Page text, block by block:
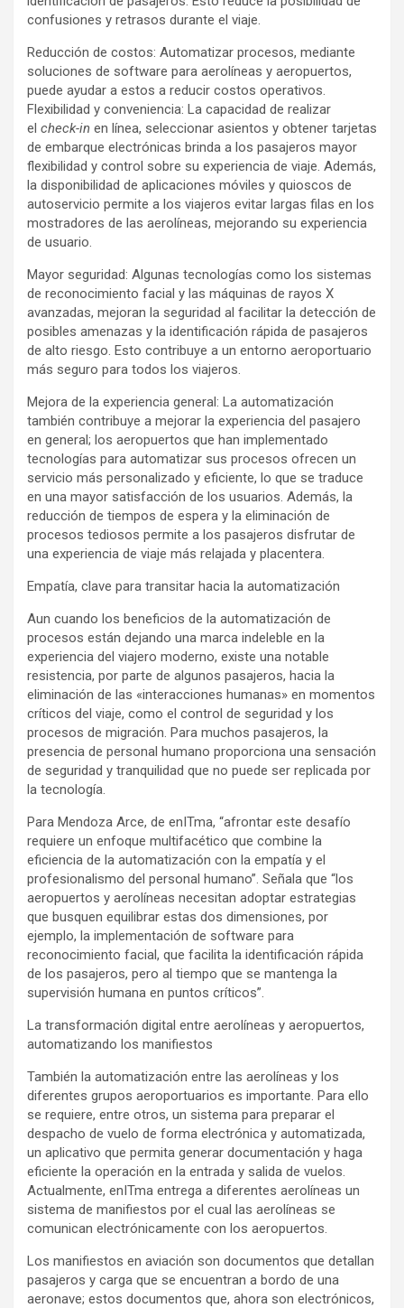
confusiones y retrasos durante el viaje.
Reducción de costos: Automatizar procesos, mediante
soluciones de software para aerolíneas y aeropuertos,
puede ayudar a estos a reducir costos operativos.
Flexibilidad y conveniencia: La capacidad de realizar
el check-in en línea, seleccionar asientos y obtener tarjetas
de embarque electrónicas brinda a los pasajeros mayor
flexibilidad y control sobre su experiencia de viaje. Además,
la disponibilidad de aplicaciones móviles y quioscos de
autoservicio permite a los viajeros evitar largas filas en los
mostradores de las aerolíneas, mejorando su experiencia
de usuario.
Mayor seguridad: Algunas tecnologías como los sistemas
de reconocimiento facial y las máquinas de rayos X
avanzadas, mejoran la seguridad al facilitar la detección de
posibles amenazas y la identificación rápida de pasajeros
de alto riesgo. Esto contribuye a un entorno aeroportuario
más seguro para todos los viajeros.
Mejora de la experiencia general: La automatización
también contribuye a mejorar la experiencia del pasajero
en general; los aeropuertos que han implementado
tecnologías para automatizar sus procesos ofrecen un
servicio más personalizado y eficiente, lo que se traduce
en una mayor satisfacción de los usuarios. Además, la
reducción de tiempos de espera y la eliminación de
procesos tediosos permite a los pasajeros disfrutar de
una experiencia de viaje más relajada y placentera.
Empatía, clave para transitar hacia la automatización
Aun cuando los beneficios de la automatización de
procesos están dejando una marca indeleble en la
experiencia del viajero moderno, existe una notable
resistencia, por parte de algunos pasajeros, hacia la
eliminación de las «interacciones humanas» en momentos
críticos del viaje, como el control de seguridad y los
procesos de migración. Para muchos pasajeros, la
presencia de personal humano proporciona una sensación
de seguridad y tranquilidad que no puede ser replicada por
la tecnología.
Para Mendoza Arce, de enITma, “afrontar este desafío
requiere un enfoque multifacético que combine la
eficiencia de la automatización con la empatía y el
profesionalismo del personal humano”. Señala que “los
aeropuertos y aerolíneas necesitan adoptar estrategias
que busquen equilibrar estas dos dimensiones, por
ejemplo, la implementación de software para
reconocimiento facial, que facilita la identificación rápida
de los pasajeros, pero al tiempo que se mantenga la
supervisión humana en puntos críticos”.
La transformación digital entre aerolíneas y aeropuertos,
automatizando los manifiestos
También la automatización entre las aerolíneas y los
diferentes grupos aeroportuarios es importante. Para ello
se requiere, entre otros, un sistema para preparar el
despacho de vuelo de forma electrónica y automatizada,
un aplicativo que permita generar documentación y haga
eficiente la operación en la entrada y salida de vuelos.
Actualmente, enITma entrega a diferentes aerolíneas un
sistema de manifiestos por el cual las aerolíneas se
comunican electrónicamente con los aeropuertos.
Los manifiestos en aviación son documentos que detallan
pasajeros y carga que se encuentran a bordo de una
aeronave; estos documentos que, ahora son electrónicos,